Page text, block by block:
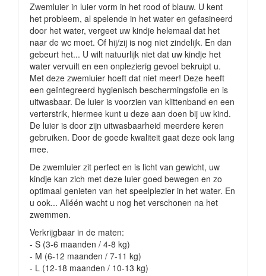
Zwemluier in luier vorm in het rood of blauw. U kent
het probleem, al spelende in het water en gefasineerd
door het water, vergeet uw kindje helemaal dat het
naar de wc moet. Of hij/zij is nog niet zindelijk. En dan
gebeurt het... U wilt natuurlijk niet dat uw kindje het
water vervuilt en een onplezierig gevoel bekruipt u.
Met deze zwemluier hoeft dat niet meer! Deze heeft
een geïntegreerd hygienisch beschermingsfolie en is
uitwasbaar. De luier is voorzien van klittenband en een
verterstrik, hiermee kunt u deze aan doen bij uw kind.
De luier is door zijn uitwasbaarheid meerdere keren
gebruiken. Door de goede kwaliteit gaat deze ook lang
mee.
De zwemluier zit perfect en is licht van gewicht, uw
kindje kan zich met deze luier goed bewegen en zo
optimaal genieten van het speelplezier in het water. En
u ook... Alléén wacht u nog het verschonen na het
zwemmen.
Verkrijgbaar in de maten:
- S (3-6 maanden / 4-8 kg)
- M (6-12 maanden / 7-11 kg)
- L (12-18 maanden / 10-13 kg)